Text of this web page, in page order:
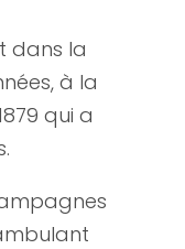
dans la
à la
qui a